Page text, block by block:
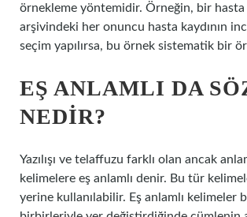
örnekleme yöntemidir. Örneğin, bir hasta
arşivindeki her onuncu hasta kaydının
seçim yapılırsa, bu örnek sistematik bir
EŞ ANLAMLI DA
NEDIR?
Yazılışı ve telaffuzu farklı olan ancak
kelimelere eş anlamlı denir. Bu tür
yerine kullanılabilir. Eş anlamlı kelimeler